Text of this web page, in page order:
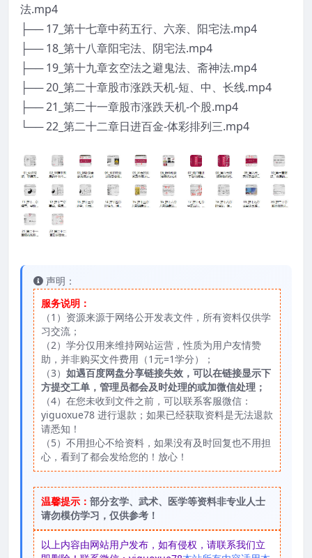
法.mp4
├── 17_第十七章中药五行、六亲、阳宅法.mp4
├── 18_第十八章阳宅法、阴宅法.mp4
├── 19_第十九章玄空法之避鬼法、斋神法.mp4
├── 20_第二十章股市涨跌天机-短、中、长线.mp4
├── 21_第二十一章股市涨跌天机-个股.mp4
└── 22_第二十二章日进百金-体彩排列三.mp4
声明：
服务说明：
（1）资源来源于网络公开发表文件，所有资料仅供学
习交流；
（2）学分仅用来维持网站运营，性质为用户友情赞
助，并非购买文件费用（1元=1学分）；
（3） 如遇百度网盘分享链接失效，可以在链接显示下
方提交工单，管理员都会及时处理的或加微信处理；
（4）在您未收到文件之前，可以联系客服微信：
yiguoxue78 进行退款；如果已经获取资料是无法退款
请悉知！
（5）不用担心不给资料，如果没有及时回复也不用担
心，看到了都会发给您的！放心！
温馨提示： 部分玄学、武术、医学等资料非专业人士
请勿模仿学习，仅供参考！
以上内容由网站用户发布，如有侵权，请联系我们立